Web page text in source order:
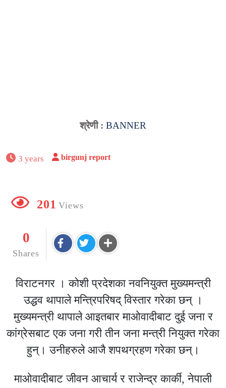
श्रेणी : BANNER
3 years birgunj report
201 Views
0
Shares
विराटनगर । कोशी प्रदेशका नवनियुक्त मुख्यमन्त्री
उद्धव थापाले मन्त्रिपरिषद् विस्तार गरेका छन् ।
मुख्यमन्त्री थापाले आइतबार माओवादीबाट दुई जना र
कांग्रेसबाट एक जना गरी तीन जना मन्त्री नियुक्त गरेका
हुन्। उनीहरुले आजै शपथग्रहण गरेका छन्।
माओवादीबाट जीवन आचार्य र राजेन्द्र कार्की, नेपाली